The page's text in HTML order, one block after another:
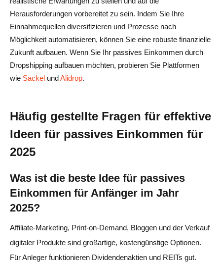
Herausforderungen vorbereitet zu sein. Indem Sie Ihre
Einnahmequellen diversifizieren und Prozesse nach
Möglichkeit automatisieren, können Sie eine robuste finanzielle
Zukunft aufbauen. Wenn Sie Ihr passives Einkommen durch
Dropshipping aufbauen möchten, probieren Sie Plattformen
wie Sackel undAlidrop.
Häufig gestellte Fragen für effektive
Ideen für passives Einkommen für
2025
Was ist die beste Idee für passives
Einkommen für Anfänger im Jahr
2025?
Affiliate-Marketing, Print-on-Demand, Bloggen und der Verkauf
digitaler Produkte sind großartige, kostengünstige Optionen.
Für Anleger funktionieren Dividendenaktien und REITs gut.